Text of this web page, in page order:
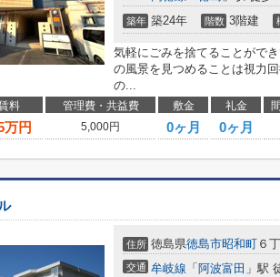
築年 築24年 階数 3階建
気軽にごみを捨てることがで
の風景を見つめることは視力
の...
料 管理費・共益費 敷金 礼金
万円 5,000円 0ヶ月 0ヶ月
住所 徳島県徳島市昭和町 ６
交通 牟岐線 「 阿波富田 」駅